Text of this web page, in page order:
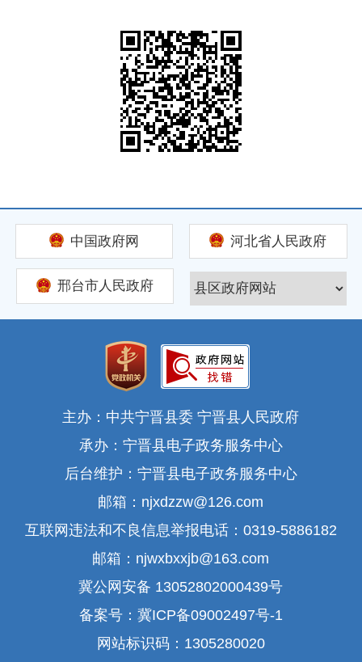
中国政府网 河北省人民政府
邢台市人民政府
主办：中共宁晋县委 宁晋县人民政府
承办：宁晋县电子政务服务中心
后台维护：宁晋县电子政务服务中心
邮箱：njxdzzw@126.com
互联网违法和不良信息举报电话：0319-5886182
邮箱：njwxbxxjb@163.com
冀公网安备 13052802000439号
备案号：冀ICP备09002497号-1
网站标识码：1305280020